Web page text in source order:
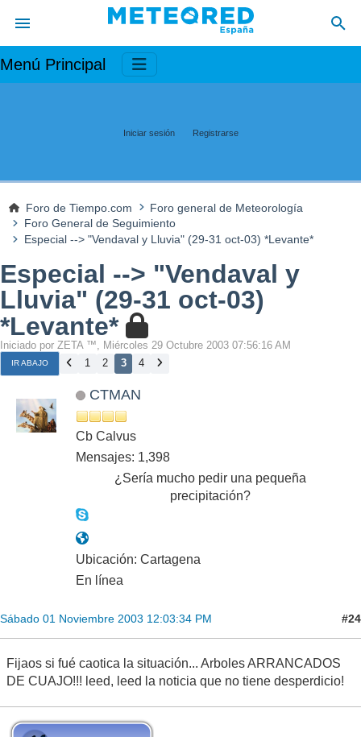
Menú Principal
Iniciar sesión Registrarse
Foro de Tiempo.com
Foro general de Meteorología
Foro General de Seguimiento
Especial --> "Vendaval y Lluvia" (29-31 oct-03) *Levante*
Especial --> "Vendaval y
Lluvia" (29-31 oct-03)
*Levante*
Iniciado por ZETA ™, Miércoles 29 Octubre 2003 07:56:16 AM
IR ABAJO 1 2 3 4
CTMAN
Cb Calvus
Mensajes: 1,398
¿Sería mucho pedir una pequeña
precipitación?
Ubicación: Cartagena
En línea
Sábado 01 Noviembre 2003 12:03:34 PM #24
Fijaos si fué caotica la situación... Arboles ARRANCADOS
DE CUAJO!!! leed, leed la noticia que no tiene desperdicio!